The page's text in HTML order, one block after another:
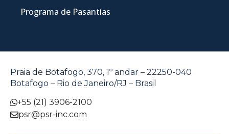
Programa de Pasantías
Praia de Botafogo, 370, 1º andar – 22250-040
Botafogo – Rio de Janeiro/RJ – Brasil
+55 (21) 3906-2100
psr@psr-inc.com